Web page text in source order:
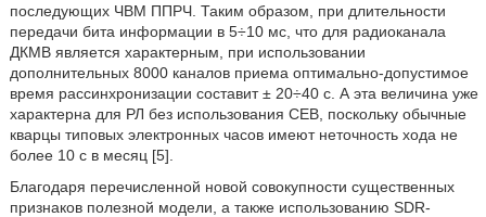
последующих ЧВМ ППРЧ. Таким образом, при длительности
передачи бита информации в 5÷10 мс, что для радиоканала
ДКМВ является характерным, при использовании
дополнительных 8000 каналов приема оптимально-допустимое
время рассинхронизации составит ± 20÷40 с. А эта величина уже
характерна для РЛ без использования СЕВ, поскольку обычные
кварцы типовых электронных часов имеют неточность хода не
более 10 с в месяц [5].
Благодаря перечисленной новой совокупности существенных
признаков полезной модели, а также использованию SDR-